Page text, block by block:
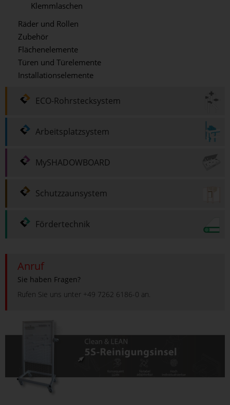
Klemmlaschen
Räder und Rollen
Zubehör
Flächenelemente
Türen und Türelemente
Installationselemente
ECO-Rohrstecksystem
Arbeitsplatzsystem
MySHADOWBOARD
Schutzzaunsystem
Fördertechnik
Anruf
Sie haben Fragen?
Rufen Sie uns unter +49 7262 6186-0 an.